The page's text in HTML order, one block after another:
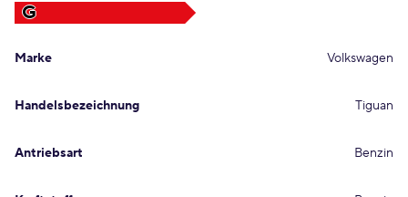
G
Marke Volkswagen
Handelsbezeichnung Tiguan
Antriebsart Benzin